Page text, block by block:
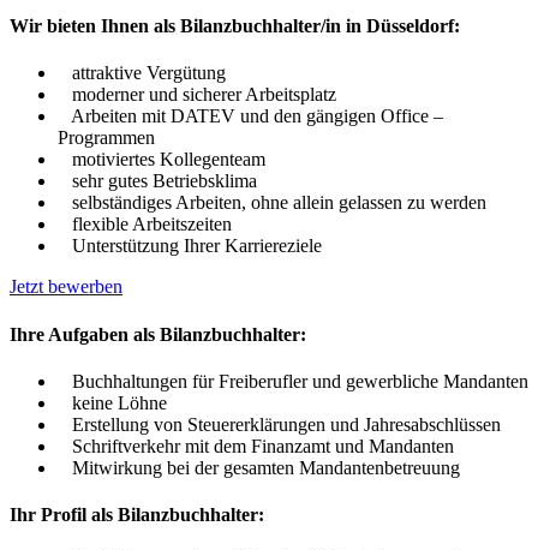
Wir bieten Ihnen als Bilanzbuchhalter/in in Düsseldorf:
attraktive Vergütung
moderner und sicherer Arbeitsplatz
Arbeiten mit DATEV und den gängigen Office –
Programmen
motiviertes Kollegenteam
sehr gutes Betriebsklima
selbständiges Arbeiten, ohne allein gelassen zu werden
flexible Arbeitszeiten
Unterstützung Ihrer Karriereziele
Jetzt bewerben
Ihre Aufgaben als Bilanzbuchhalter:
Buchhaltungen für Freiberufler und gewerbliche Mandanten
keine Löhne
Erstellung von Steuererklärungen und Jahresabschlüssen
Schriftverkehr mit dem Finanzamt und Mandanten
Mitwirkung bei der gesamten Mandantenbetreuung
Ihr Profil als Bilanzbuchhalter: